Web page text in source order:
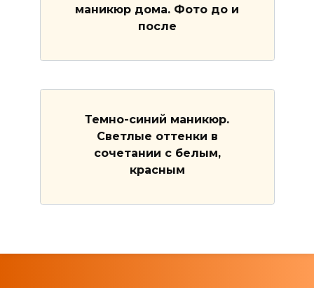
маникюр дома. Фото до и
после
Темно-синий маникюр.
Светлые оттенки в
сочетании с белым,
красным